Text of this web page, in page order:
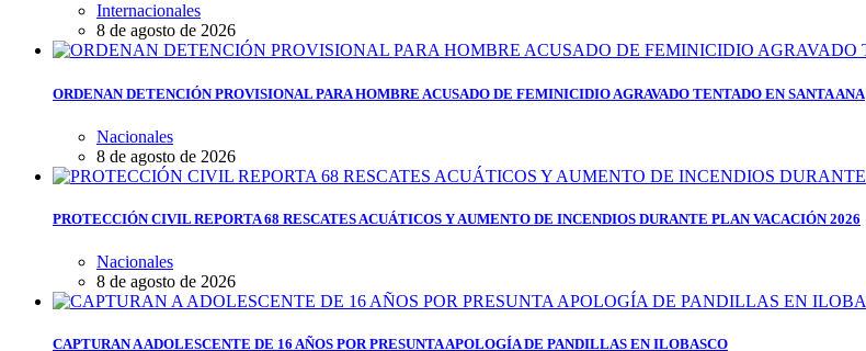
Internacionales
8 de agosto de 2026
ORDENAN DETENCIÓN PROVISIONAL PARA HOMBRE ACUSADO DE FEMINICIDIO AGRAVADO TENTADO EN SANTA ANA
Nacionales
8 de agosto de 2026
PROTECCIÓN CIVIL REPORTA 68 RESCATES ACUÁTICOS Y AUMENTO DE INCENDIOS DURANTE PLAN VACACIÓN 2026
Nacionales
8 de agosto de 2026
CAPTURAN A ADOLESCENTE DE 16 AÑOS POR PRESUNTA APOLOGÍA DE PANDILLAS EN ILOBASCO